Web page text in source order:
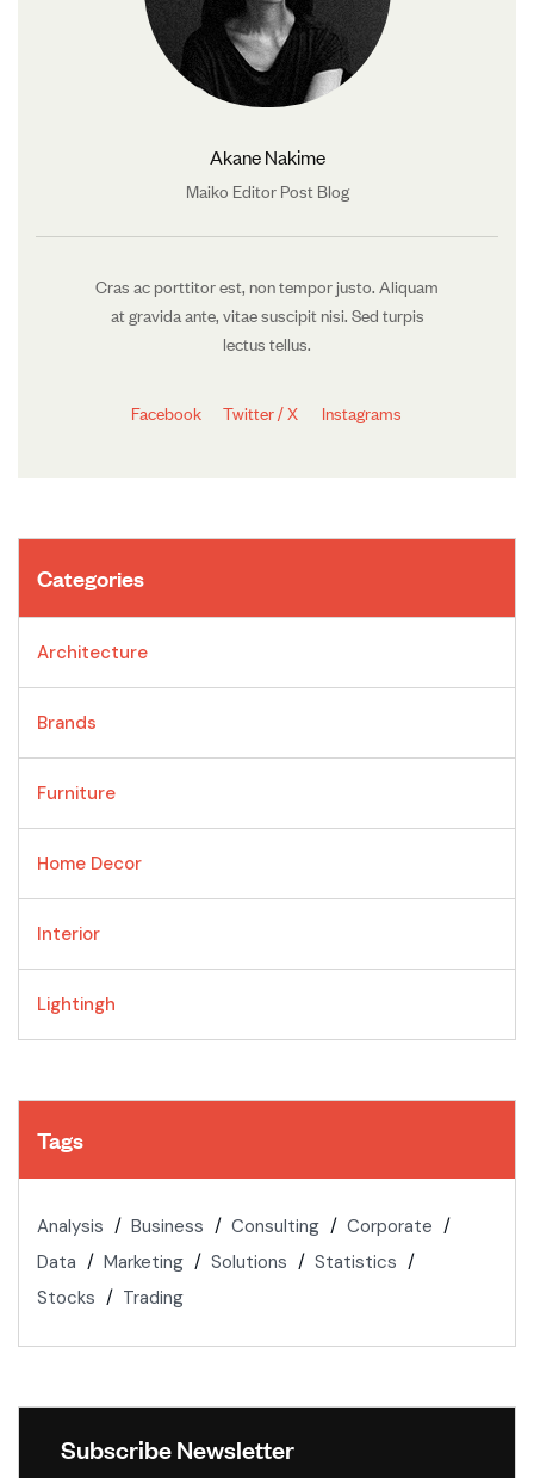
Akane Nakime
Maiko Editor Post Blog
Cras ac porttitor est, non tempor justo. Aliquam
at gravida ante, vitae suscipit nisi. Sed turpis
lectus tellus.
Facebook Twitter / X Instagrams
Categories
Architecture
Brands
Furniture
Home Decor
Interior
Lightingh
Tags
Analysis Business Consulting
Corporate
Data
Marketing Solutions
Statistics
Stocks
Trading
Subscribe Newsletter